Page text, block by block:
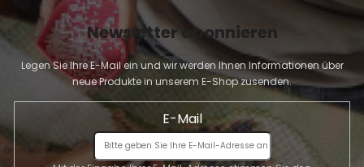
Newsletter abonnieren
Legen Sie Ihre E-Mail ein und wir werden Ihnen Informationen über
neue Produkte in unserem E-Shop zusenden.
E-Mail